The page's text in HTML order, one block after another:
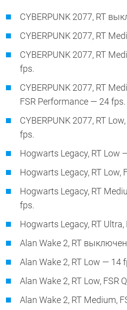
CYBERPUNK 2077, RT
CYBERPUNK 2077, RT
CYBERPUNK 2077, RT
fps.
CYBERPUNK 2077, RT
FSR Performance — 24 fps.
CYBERPUNK 2077, RT
fps.
Hogwarts Legacy, RT Low
Hogwarts Legacy, RT Low,
Hogwarts Legacy, RT
fps.
Hogwarts Legacy, RT
Alan Wake 2, RT
Alan Wake 2, RT Low — 14
Alan Wake 2, RT Low, FSR
Alan Wake 2, RT Medium,